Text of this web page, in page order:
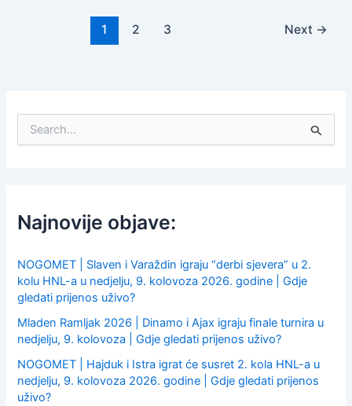
1 2 3 Next →
f
o
:
Najnovije objave:
NOGOMET | Slaven i Varaždin igraju “derbi sjevera” u 2.
kolu HNL-a u nedjelju, 9. kolovoza 2026. godine | Gdje
gledati prijenos uživo?
Mladen Ramljak 2026 | Dinamo i Ajax igraju finale turnira u
nedjelju, 9. kolovoza | Gdje gledati prijenos uživo?
NOGOMET | Hajduk i Istra igrat će susret 2. kola HNL-a u
nedjelju, 9. kolovoza 2026. godine | Gdje gledati prijenos
uživo?